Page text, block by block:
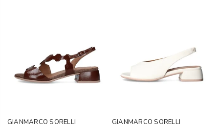
GIANMARCO SORELLI GIANMARCO SORELLI